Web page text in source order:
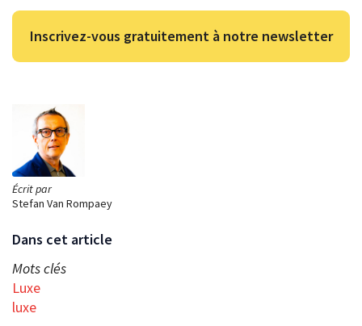
Écrit par
Stefan Van Rompaey
Dans cet article
Mots clés
Luxe
luxe
Inscrivez-vous gratuitement à notre newsletter